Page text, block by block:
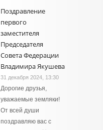
Поздравление
первого
заместителя
Председателя
Совета Федерации
Владимира Якушева
31 декабря 2024, 13:30
Дорогие друзья,
уважаемые земляки!
От всей души
поздравляю вас с